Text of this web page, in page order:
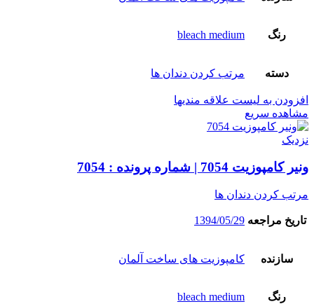
رنگ bleach medium
دسته مرتب کردن دندان ها
افزودن به لیست علاقه مندیها
مشاهده سریع
نزدیک
ونیر کامپوزیت 7054 | شماره پرونده : 7054
مرتب کردن دندان ها
تاریخ مراجعه 1394/05/29
سازنده کامپوزیت های ساخت آلمان
رنگ bleach medium